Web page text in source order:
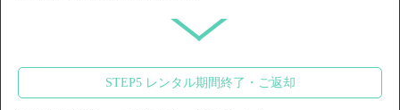
STEP5 レンタル期間終了・ご返却